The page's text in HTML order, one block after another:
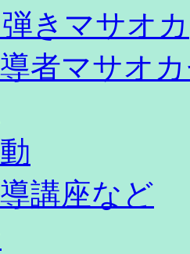
きマサオカ
者マサオ
講座など